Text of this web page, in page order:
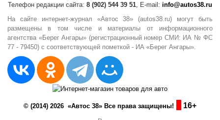
Телефон редакции сайта: 8 (902) 544 39 51, E-mail: info@autos38.ru
На сайте интернет-журнал «Автос 38» (autos38.ru) могут быть
размещены в том числе и материалы от информационного
агентства «Берег Ангары» (регистрационный номер СМИ: ИА № ФС
77 - 79450) с соответствующей пометкой - ИА «Берег Ангары».
© (2014) 2026 «Автос 38» Все права защищены! 16+